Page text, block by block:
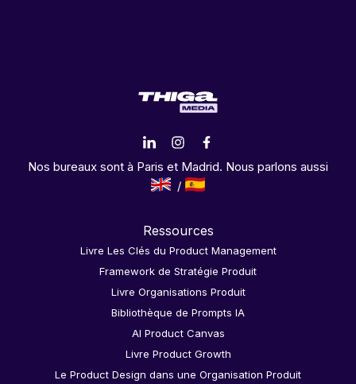
Nos bureaux sont à Paris et Madrid. Nous parlons aussi
Ressources
Livre Les Clés du Product Management
Framework de Stratégie Produit
Livre Organisations Produit
Bibliothèque de Prompts IA
AI Product Canvas
Livre Product Growth
Le Product Design dans une Organisation Produit